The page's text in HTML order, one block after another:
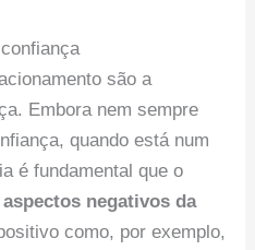
são a
Embora nem sempre
quando está num
é fundamental que o
negativos da
como, por exemplo,